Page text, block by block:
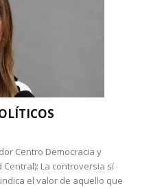
Centro Democracia y
La controversia sí
el valor de aquello que